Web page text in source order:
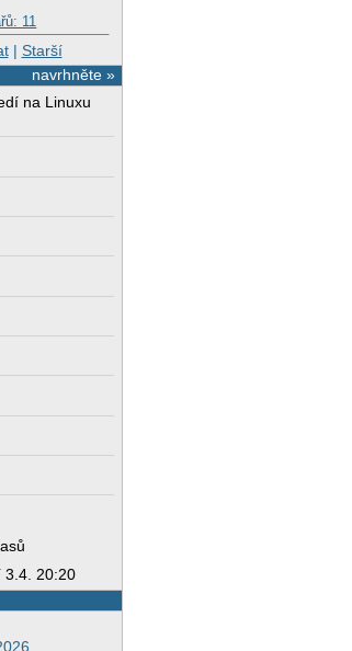
11
| Starší
navrhněte »
na Linuxu
3.4. 20:20